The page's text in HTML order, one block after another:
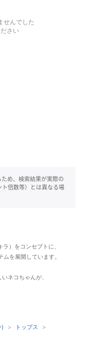
せんでした
さい
め、検索結果が実際の
倍数等）とは異なる場
）をコンセプトに、
を展開しています。
ネコちゃんが、
)
トップス